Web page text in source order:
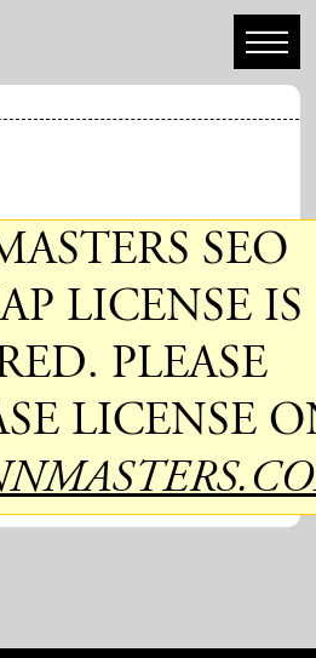
SEO
LICENSE IS
PLEASE
LICENSE